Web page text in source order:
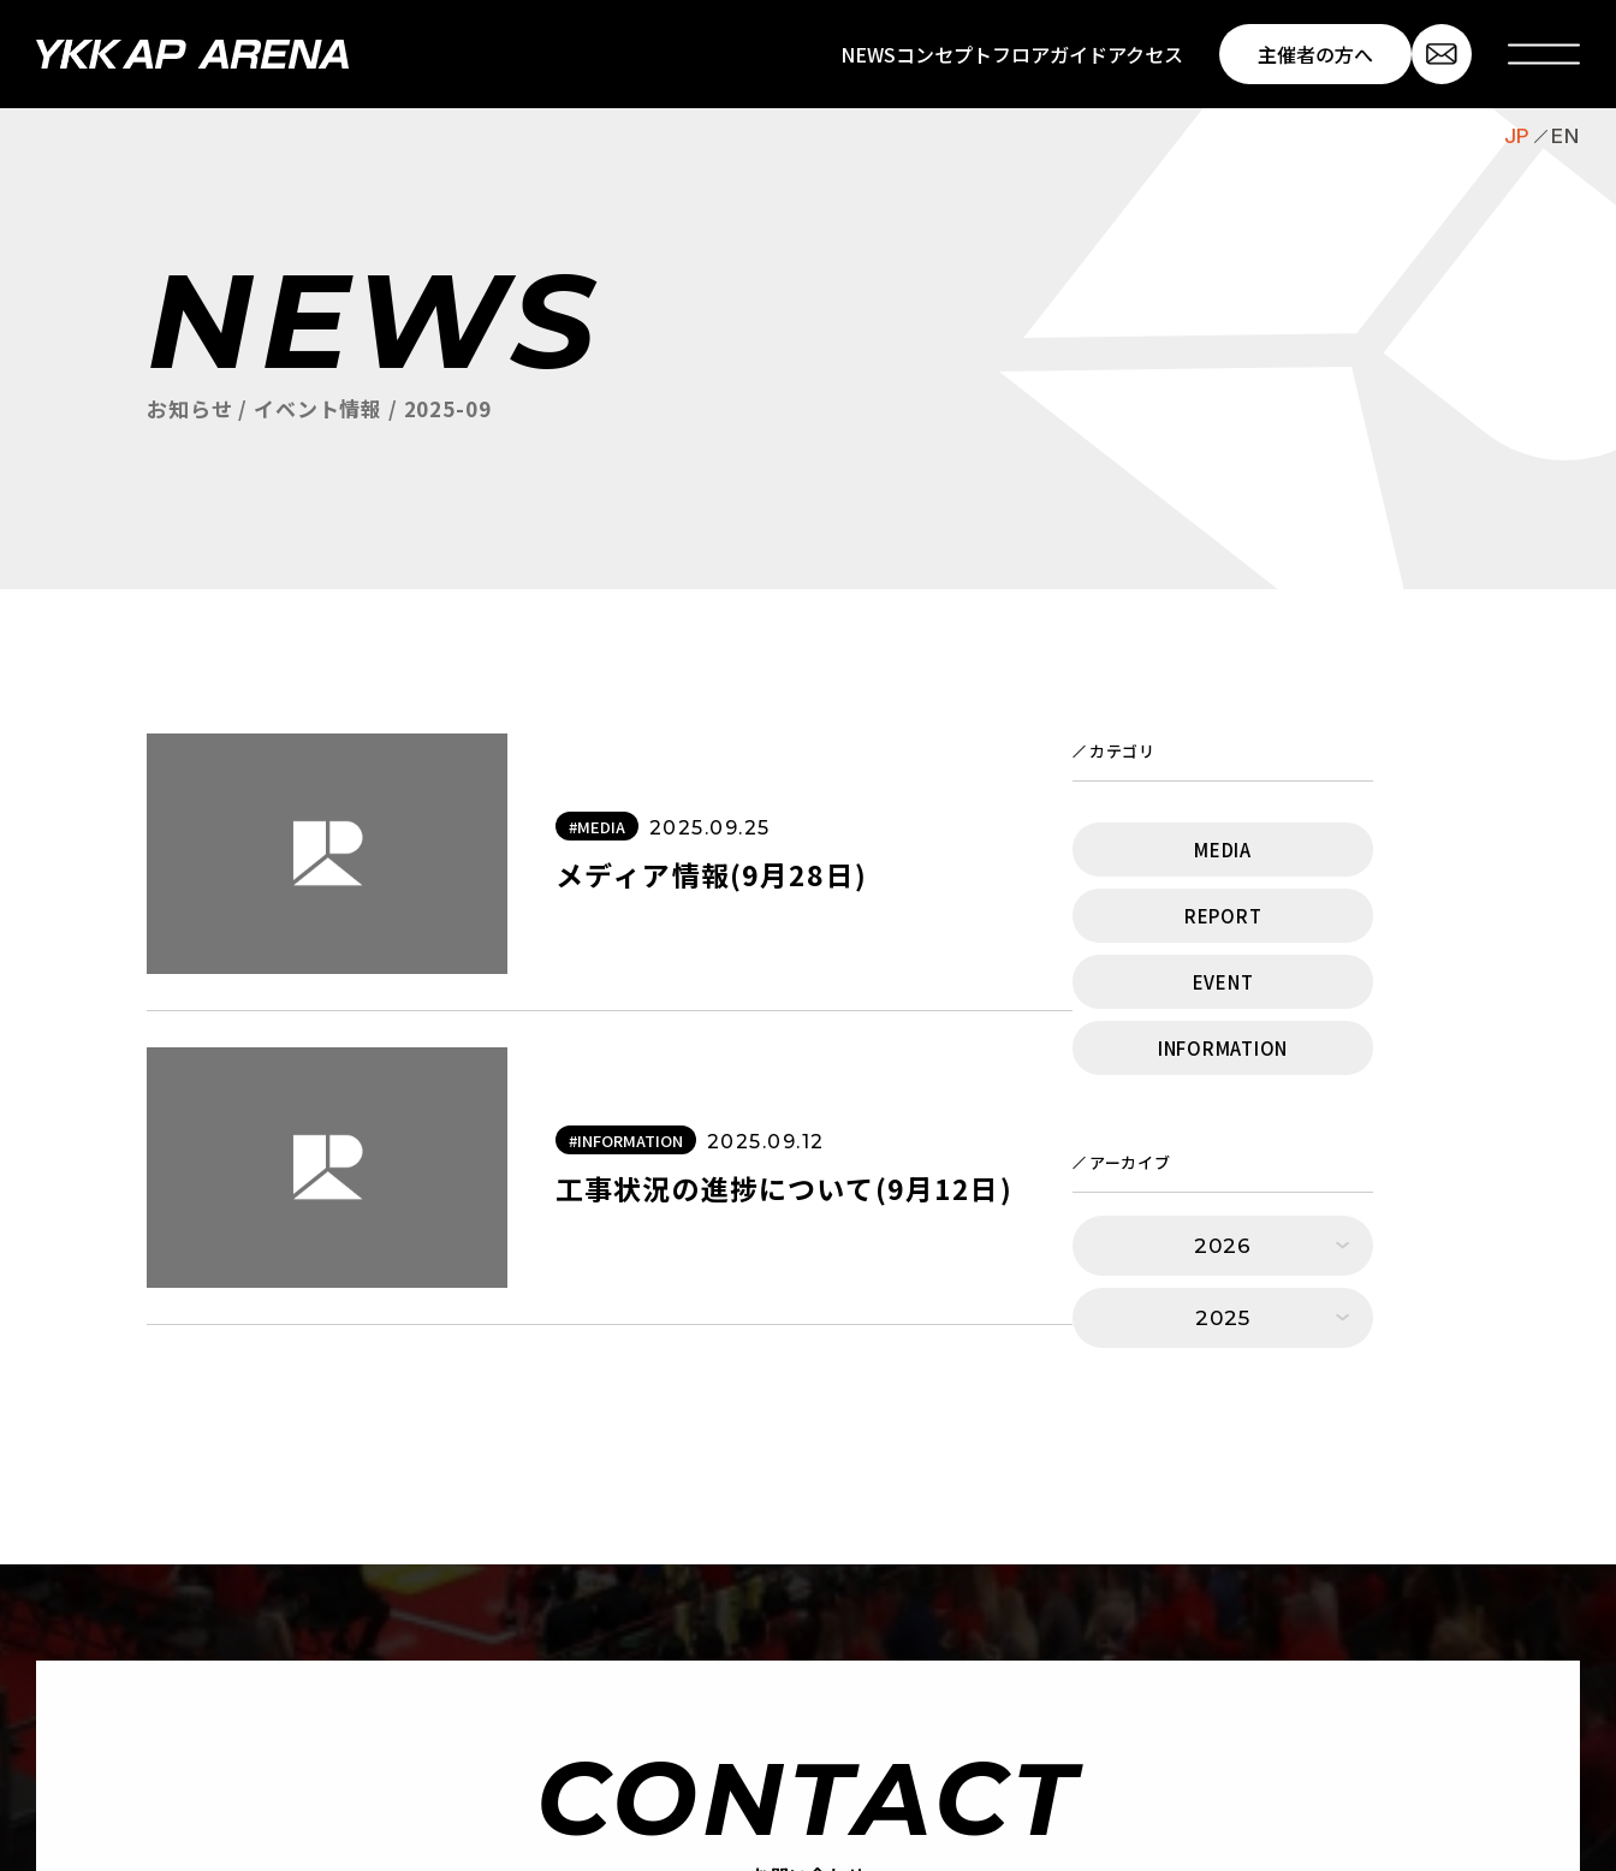
NEWSコンセプトフロアガイドアクセス 主催者の方へ
JP EN
NEWS
お知らせ / イベント情報 / 2025-09
カテゴリ
MEDIA
REPORT
EVENT
INFORMATION
アーカイブ
2026
2025
#MEDIA 2025.09.25
メディア情報(9月28日)
#INFORMATION 2025.09.12
工事状況の進捗について(9月12日)
CONTACT